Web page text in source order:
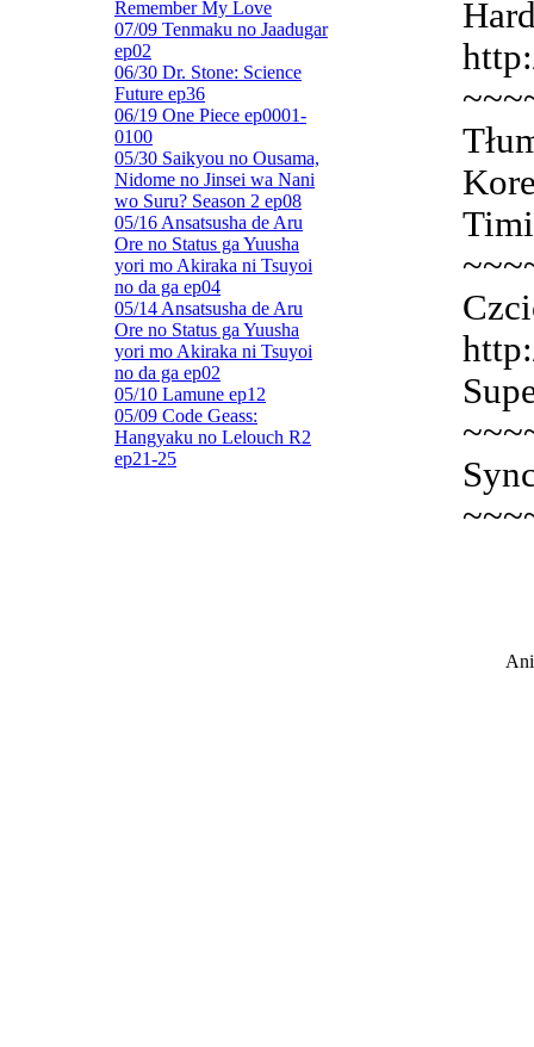
Remember My Love
07/09 Tenmaku no Jaadugar
ep02
06/30 Dr. Stone: Science
Future ep36
06/19 One Piece ep0001-
0100
05/30 Saikyou no Ousama,
Nidome no Jinsei wa Nani
wo Suru? Season 2 ep08
05/16 Ansatsusha de Aru
Ore no Status ga Yuusha
yori mo Akiraka ni Tsuyoi
no da ga ep04
05/14 Ansatsusha de Aru
Ore no Status ga Yuusha
yori mo Akiraka ni Tsuyoi
no da ga ep02
05/10 Lamune ep12
05/09 Code Geass:
Hangyaku no Lelouch R2
ep21-25